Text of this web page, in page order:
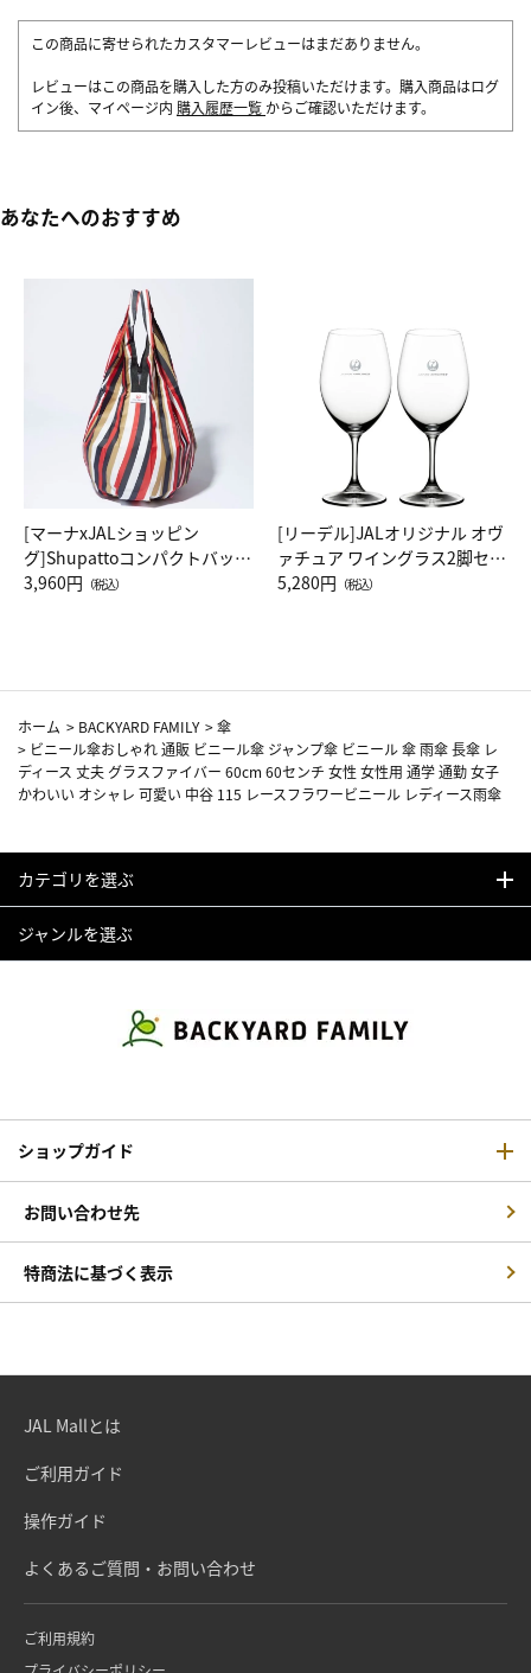
この商品に寄せられたカスタマーレビューはまだありません。
レビューはこの商品を購入した方のみ投稿いただけます。購入商品はログ
イン後、マイページ内 購入履歴一覧 からご確認いただけます。
あなたへのおすすめ
[マーナxJALショッピン
グ]Shupattoコンパクトバッグ
Drop JAL客室乗務員（LC）ス
3,960円 （税込）
[リーデル]JALオリジナル オヴ
ァチュア ワイングラス2脚セッ
ト（レッドワイン）
5,280円 （税込）
ホーム > BACKYARD FAMILY >傘
> ビニール傘おしゃれ 通販 ビニール傘 ジャンプ傘 ビニール 傘 雨傘 長傘 レ
ディース 丈夫 グラスファイバー 60cm 60センチ 女性 女性用 通学 通勤 女子
かわいい オシャレ 可愛い 中谷 115 レースフラワービニール レディース雨傘
カテゴリを選ぶ
ジャンルを選ぶ
ショップガイド
お問い合わせ先
特商法に基づく表示
JAL Mallとは
ご利用ガイド
操作ガイド
よくあるご質問・お問い合わせ
ご利用規約